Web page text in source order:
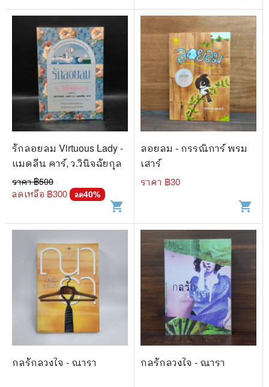
รักลอยลม Virtuous Lady -
แมดลีน คาร์, ว.วินิจฉัยกุล
ราคา ฿500
ลดเหลือ ฿300 ลด40%
shopping_cart
ลอยลม - กรรณิการ์ พรม
เสาร์
ราคา ฿30
shopping_cart
กลรักลวงใจ - ณารา กลรักลวงใจ - ณารา